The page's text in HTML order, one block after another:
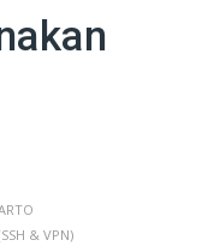
& VPN)